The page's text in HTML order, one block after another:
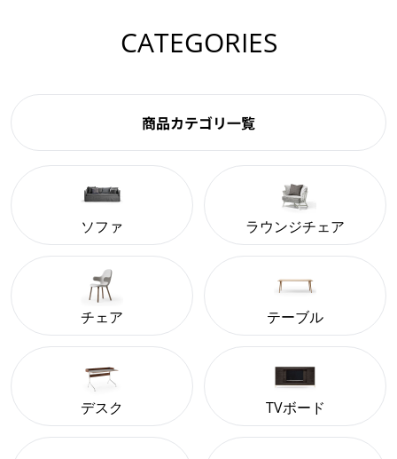
CATEGORIES
商品カテゴリ一覧
ソファ ラウンジチェア
チェア テーブル
デスク TVボード